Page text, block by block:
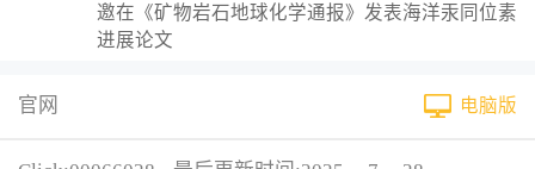
邀在《矿物岩石地球化学通报》发表海洋汞同位素
进展论文
官网 电脑版